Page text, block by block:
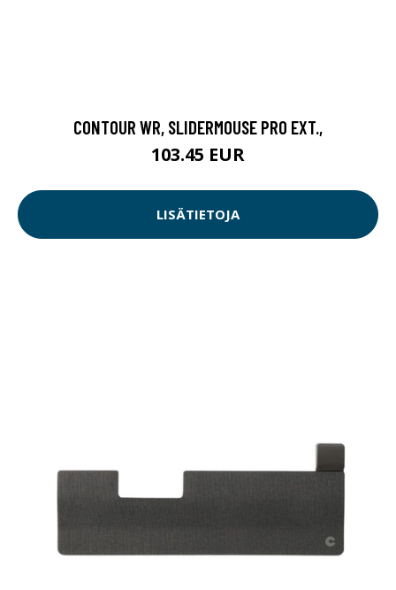
CONTOUR WR, SLIDERMOUSE PRO EXT.,
103.45 EUR
LISÄTIETOJA